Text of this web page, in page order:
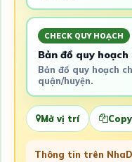
CHECK QUY HOẠCH
Bản đồ quy hoạch
Bản đồ quy hoạch
quận/huyện.
Mở vị trí
Thông tin trên